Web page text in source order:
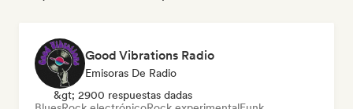
Good Vibrations Radio
Emisoras De Radio
&gt; 2900 respuestas dadas